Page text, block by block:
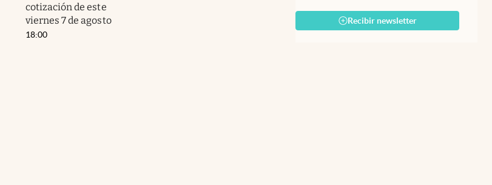
cotización de este
viernes 7 de agosto
18:00
Recibir newsletter